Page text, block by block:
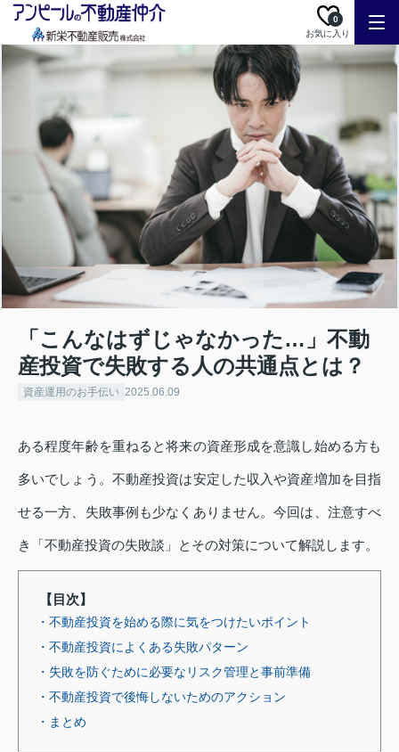
お気に入り
0
「こんなはずじゃなかった…」不動
産投資で失敗する人の共通点とは？
資産運用のお手伝い 2025.06.09
ある程度年齢を重ねると将来の資産形成を意識し始める方も
多いでしょう。不動産投資は安定した収入や資産増加を目指
せる一方、失敗事例も少なくありません。今回は、注意すべ
き「不動産投資の失敗談」とその対策について解説します。
【目次】
・不動産投資を始める際に気をつけたいポイント
・不動産投資によくある失敗パターン
・失敗を防ぐために必要なリスク管理と事前準備
・不動産投資で後悔しないためのアクション
・まとめ